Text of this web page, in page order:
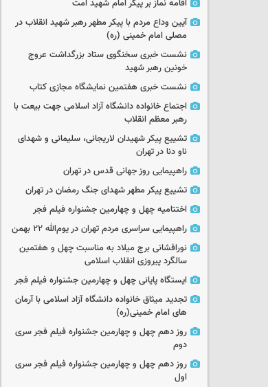
اقامه نماز بر پیکر امام شهید امت
آیین وداع مردم با پیکر مطهر رهبر شهید انقلاب در
مصلی امام خمینی (ره)
نشست خبری سخنگوی ستاد بزرگداشت عروج
خونین رهبر شهید
نشست خبری هفتمین نمایشگاه مجازی کتاب
اجتماع خانواده دانشگاه آزاد اسلامی جهت بیعت با
رهبر معظم انقلاب
تشییع پیکر شهیدان لاریجانی، سلیمانی و شهدای
ناو دنا در تهران
راهپیمایی روز جهانی قدس در تهران
تشییع پیکر مطهر شهدای جنگ رمضان در تهران
اختتامیه چهل و چهارمین جشنواره فیلم فجر
راهپیمایی سراسری مردم تهران در یوم‌الله ۲۲ بهمن
نورافشانی برج میلاد به مناسبت چهل‌ و هفتمین
سالگرد پیروزی انقلاب اسلامی
ایستگاه پایانی چهل و چهارمین جشنواره فیلم فجر
تجدید میثاق خانواده دانشگاه آزاد اسلامی با آرمان
های امام خمینی(ره)
روز دهم چهل و چهارمین جشنواره فیلم فجر سری
دوم
روز دهم چهل و چهارمین جشنواره فیلم فجر سری
اول